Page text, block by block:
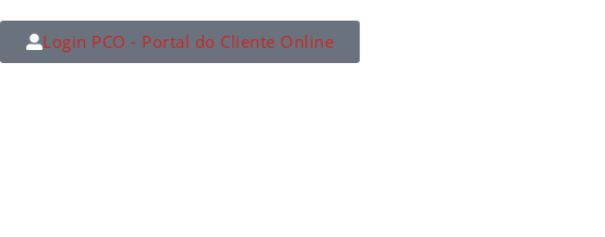
Login PCO - Portal do Cliente Online